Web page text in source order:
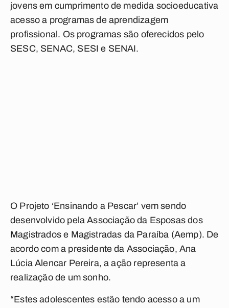
jovens em cumprimento de medida socioeducativa
acesso a programas de aprendizagem
profissional. Os programas são oferecidos pelo
SESC, SENAC, SESI e SENAI.
O Projeto ‘Ensinando a Pescar’ vem sendo
desenvolvido pela Associação da Esposas dos
Magistrados e Magistradas da Paraíba (Aemp). De
acordo com a presidente da Associação, Ana
Lúcia Alencar Pereira, a ação representa a
realização de um sonho.
“Estes adolescentes estão tendo acesso a um